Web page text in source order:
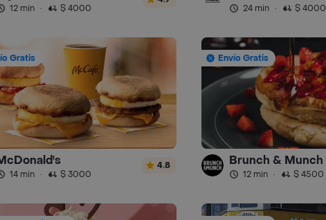
12 min · $ 4000 24 min · $ 4000
Gratis
14 min · $ 3000
4.8
Envío Gratis
Brunch & Munch
12 min · $ 4500